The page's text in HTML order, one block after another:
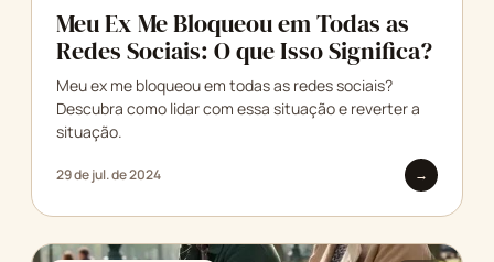
Meu Ex Me Bloqueou em Todas as
Redes Sociais: O que Isso Significa?
Meu ex me bloqueou em todas as redes sociais?
Descubra como lidar com essa situação e reverter a
situação.
29 de jul. de 2024 →